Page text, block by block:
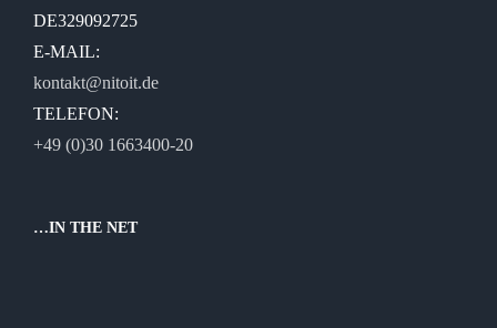
DE329092725
E-MAIL:
kontakt@nitoit.de
TELEFON:
+49 (0)30 1663400-20
…IN THE NET